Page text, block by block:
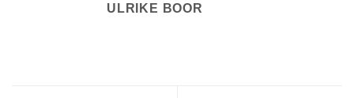
ULRIKE BOOR